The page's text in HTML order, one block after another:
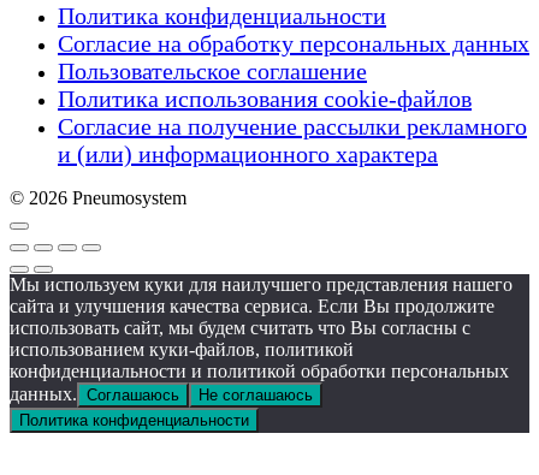
Политика конфиденциальности
Согласие на обработку персональных данных
Пользовательское соглашение
Политика использования cookie-файлов
Согласие на получение рассылки рекламного
и (или) информационного характера
© 2026 Pneumosystem
Мы используем куки для наилучшего представления нашего
сайта и улучшения качества сервиса. Если Вы продолжите
использовать сайт, мы будем считать что Вы согласны с
использованием куки-файлов, политикой
конфиденциальности и политикой обработки персональных
данных. Соглашаюсь
Не соглашаюсь
Политика конфиденциальности